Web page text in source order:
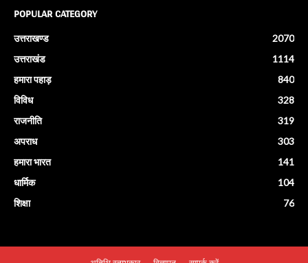
POPULAR CATEGORY
उत्तराखण्ड
2070
उत्तराखंड
1114
हमारा पहाड़
840
विविध
328
राजनीति
319
अपराध
303
हमारा भारत
141
धार्मिक
104
शिक्षा
76